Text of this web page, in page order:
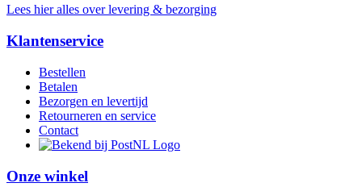
Lees hier alles over levering & bezorging
Klantenservice
Bestellen
Betalen
Bezorgen en levertijd
Retourneren en service
Contact
Onze winkel